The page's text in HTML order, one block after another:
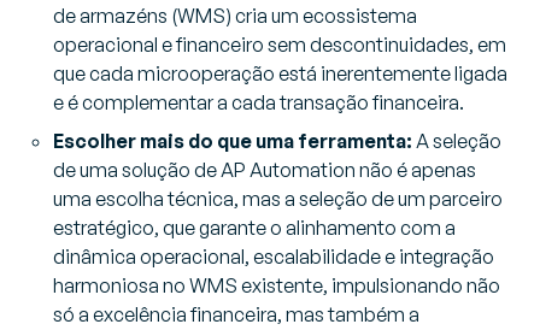
de armazéns (WMS) cria um ecossistema
operacional e financeiro sem descontinuidades, em
que cada microoperação está inerentemente ligada
e é complementar a cada transação financeira.
Escolher mais do que uma ferramenta: A seleção
de uma solução de AP Automation não é apenas
uma escolha técnica, mas a seleção de um parceiro
estratégico, que garante o alinhamento com a
dinâmica operacional, escalabilidade e integração
harmoniosa no WMS existente, impulsionando não
só a excelência financeira, mas também a